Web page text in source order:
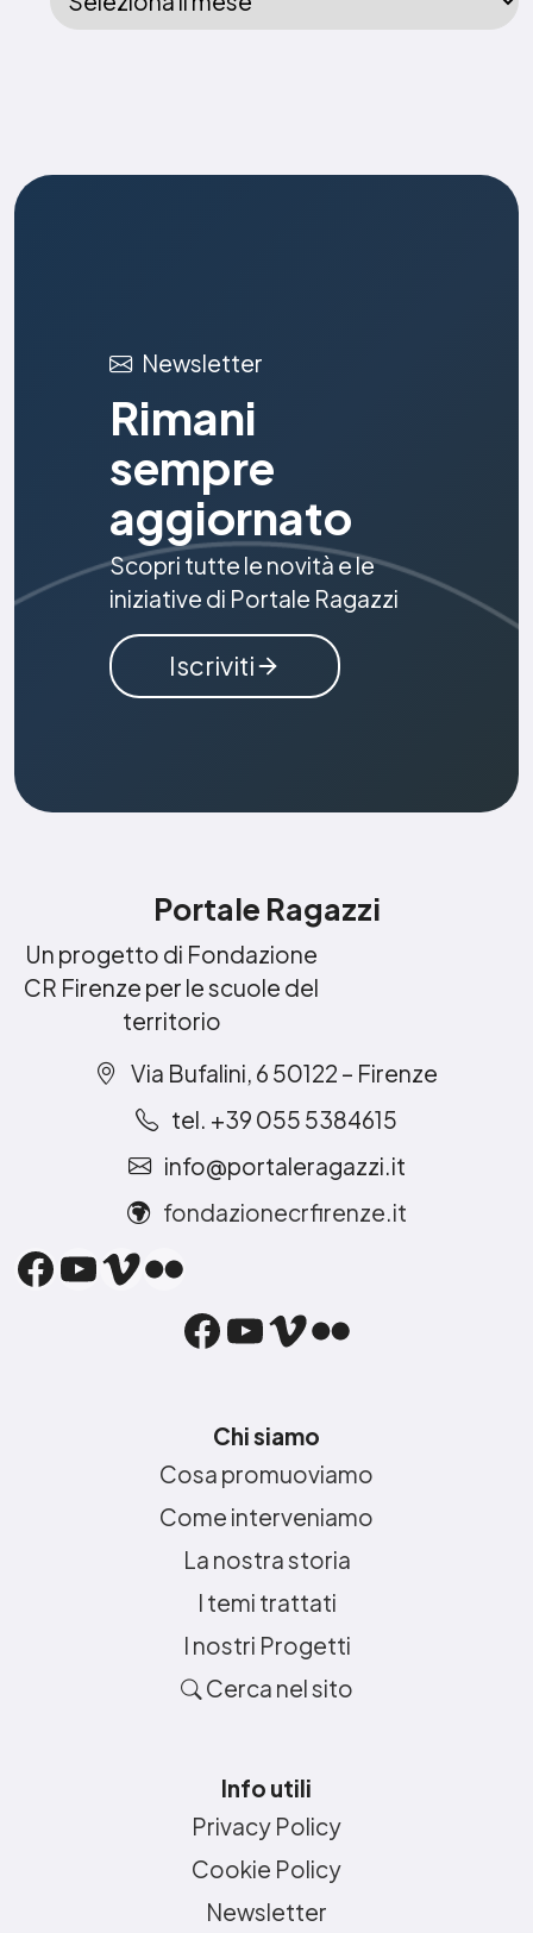
Newsletter
Rimani
sempre
aggiornato
Scopri tutte le novità e le
iniziative di Portale Ragazzi
Iscriviti
Portale Ragazzi
Un progetto di Fondazione
CR Firenze per le scuole del
territorio
Via Bufalini, 6 50122 – Firenze
tel. +39 055 5384615
info@portaleragazzi.it
fondazionecrfirenze.it
Facebook
YouTube
Vimeo
Flickr
Facebook
YouTube
Vimeo
Flickr
Chi siamo
Cosa promuoviamo
Come interveniamo
La nostra storia
I temi trattati
I nostri Progetti
Cerca nel sito
Info utili
Privacy Policy
Cookie Policy
Newsletter